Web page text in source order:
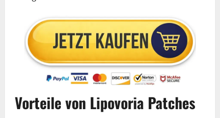
Vorteile von Lipovoria Patches